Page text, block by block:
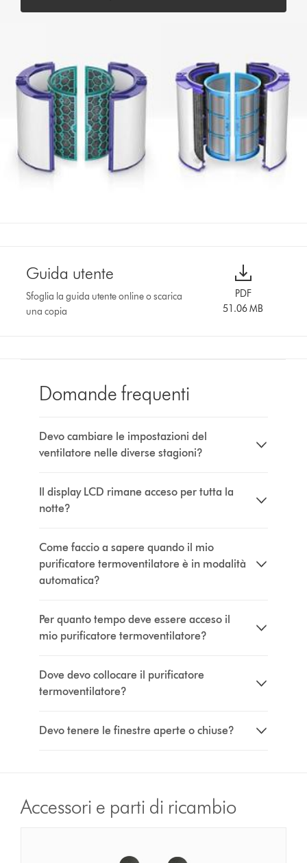
Guida utente
Sfoglia la guida utente online o scarica
una copia
PDF
51.06 MB
Domande frequenti
Devo cambiare le impostazioni del
ventilatore nelle diverse stagioni?
Il display LCD rimane acceso per tutta la
notte?
Come faccio a sapere quando il mio
purificatore termoventilatore è in modalità
automatica?
Per quanto tempo deve essere acceso il
mio purificatore termoventilatore?
Dove devo collocare il purificatore
termoventilatore?
Devo tenere le finestre aperte o chiuse?
Accessori e parti di ricambio